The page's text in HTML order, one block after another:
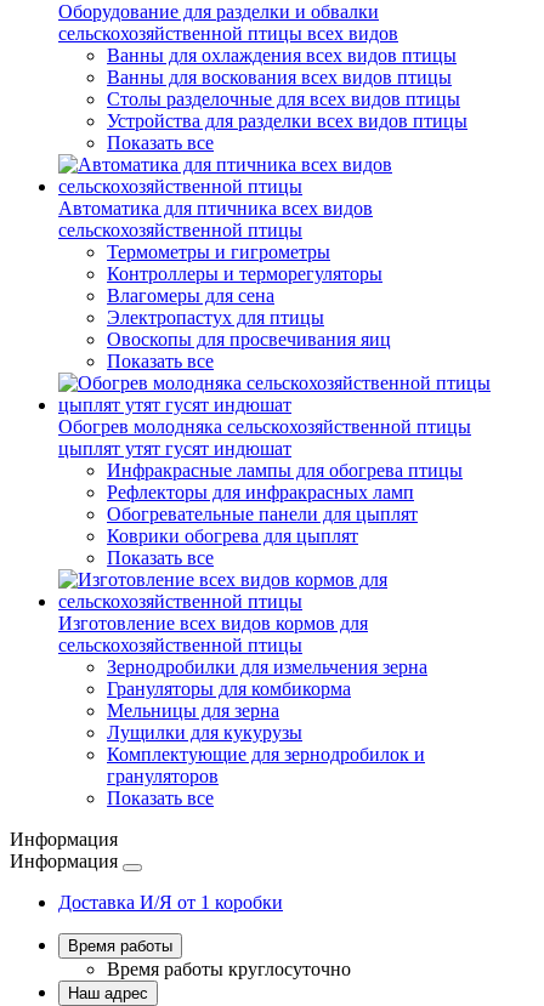
Оборудование для разделки и обвалки
сельскохозяйственной птицы всех видов
Ванны для охлаждения всех видов птицы
Ванны для воскования всех видов птицы
Столы разделочные для всех видов птицы
Устройства для разделки всех видов птицы
Показать все
Автоматика для птичника всех видов
сельскохозяйственной птицы
Термометры и гигрометры
Контроллеры и терморегуляторы
Влагомеры для сена
Электропастух для птицы
Овоскопы для просвечивания яиц
Показать все
Обогрев молодняка сельскохозяйственной птицы
цыплят утят гусят индюшат
Инфракрасные лампы для обогрева птицы
Рефлекторы для инфракрасных ламп
Обогревательные панели для цыплят
Коврики обогрева для цыплят
Показать все
Изготовление всех видов кормов для
сельскохозяйственной птицы
Зернодробилки для измельчения зерна
Грануляторы для комбикорма
Мельницы для зерна
Лущилки для кукурузы
Комплектующие для зернодробилок и
грануляторов
Показать все
Информация
Информация
Доставка И/Я от 1 коробки
Время работы
Время работы круглосуточно
Наш адрес